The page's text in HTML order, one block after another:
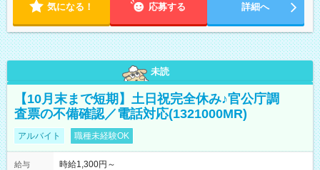
気になる！ 応募する 詳細へ
未読
【10月末まで短期】土日祝完全休み♪官公庁調
査票の不備確認／電話対応(1321000MR)
アルバイト 職種未経験OK
給与
時給1,300円～